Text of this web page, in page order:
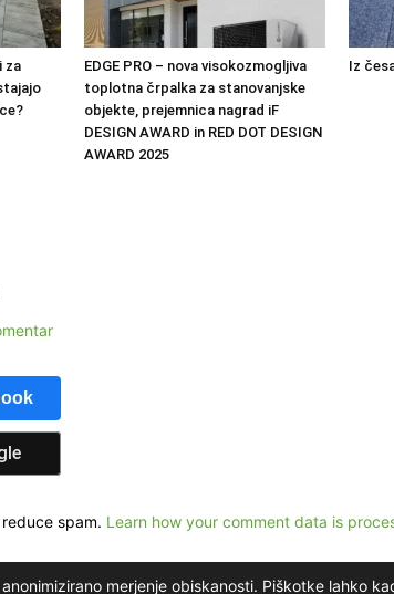
za
EDGE PRO – nova visokozmogljiva
toplotna črpalka za stanovanjske
objekte, prejemnica nagrad iF
DESIGN AWARD in RED DOT DESIGN
AWARD 2025
Iz
spam. Learn how your comment data is
merjenje obiskanosti. Piškotke lahko